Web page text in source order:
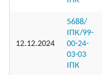
12.12.2024
5688/
ІПК/99-
00-24-
03-03
ІПК